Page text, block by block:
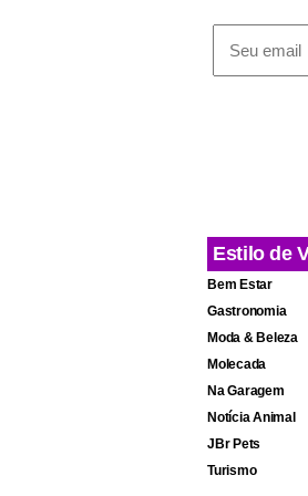
Em 1983, o
Em 2003,
expirou.
Defesa da
correta do
Distrito
Estilo de
Bem Estar
Gastronomia
Moda & Beleza
Molecada
Na Garagem
Notícia Animal
JBr Pets
Turismo